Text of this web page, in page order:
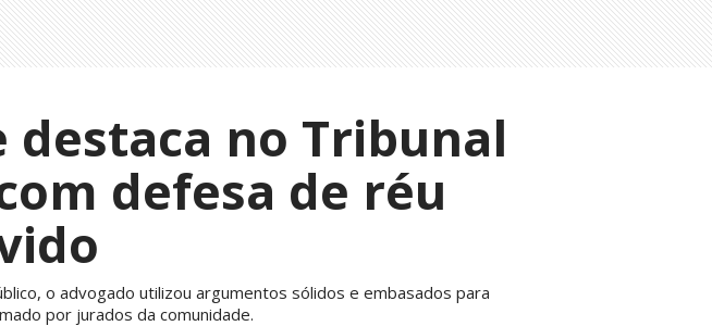
destaca no Tribunal
defesa de réu
o advogado utilizou argumentos sólidos e embasados para
por jurados da comunidade.